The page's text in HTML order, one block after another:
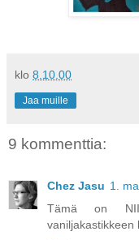
klo 8.10.00
Jaa muille
9 kommenttia:
Chez Jasu 1.
Tämä on
vaniljakastikkeen